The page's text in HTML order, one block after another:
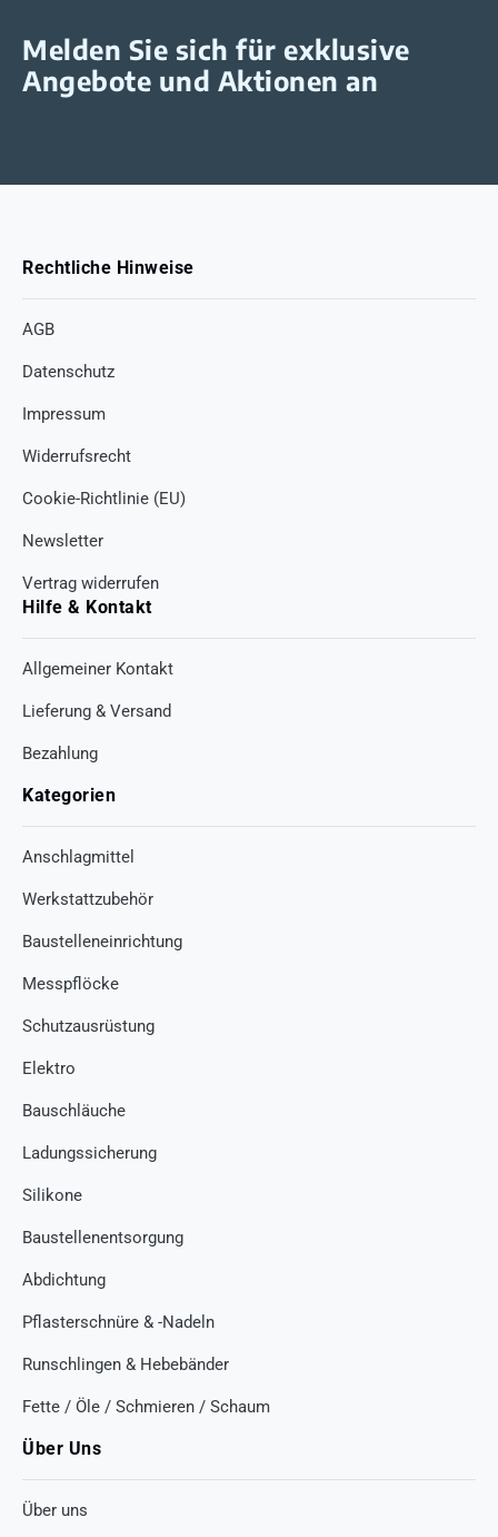
Melden Sie sich für exklusive
Angebote und Aktionen an
Rechtliche Hinweise
AGB
Datenschutz
Impressum
Widerrufsrecht
Cookie-Richtlinie (EU)
Newsletter
Vertrag widerrufen
Hilfe & Kontakt
Allgemeiner Kontakt
Lieferung & Versand
Bezahlung
Kategorien
Anschlagmittel
Werkstattzubehör
Baustelleneinrichtung
Messpflöcke
Schutzausrüstung
Elektro
Bauschläuche
Ladungssicherung
Silikone
Baustellenentsorgung
Abdichtung
Pflasterschnüre & -Nadeln
Runschlingen & Hebebänder
Fette / Öle / Schmieren / Schaum
Über Uns
Über uns